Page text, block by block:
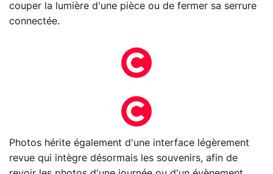
couper la lumière d'une pièce ou de fermer sa serrure
connectée.
Photos hérite également d'une interface légèrement
revue qui intègre désormais les souvenirs, afin de